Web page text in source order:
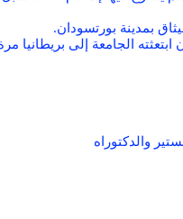
بمدينة بورتسودان.
والدكتوراه